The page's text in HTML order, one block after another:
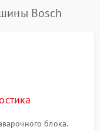
Bosch
блока.